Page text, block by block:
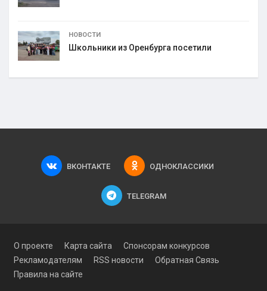
НОВОСТИ
Школьники из Оренбурга посетили
ВКОНТАКТЕ ОДНОКЛАССИКИ
TELEGRAM
О проекте Карта сайта
Спонсорам конкурсов
Рекламодателям
RSS новости
Обратная Связь
Правила на сайте